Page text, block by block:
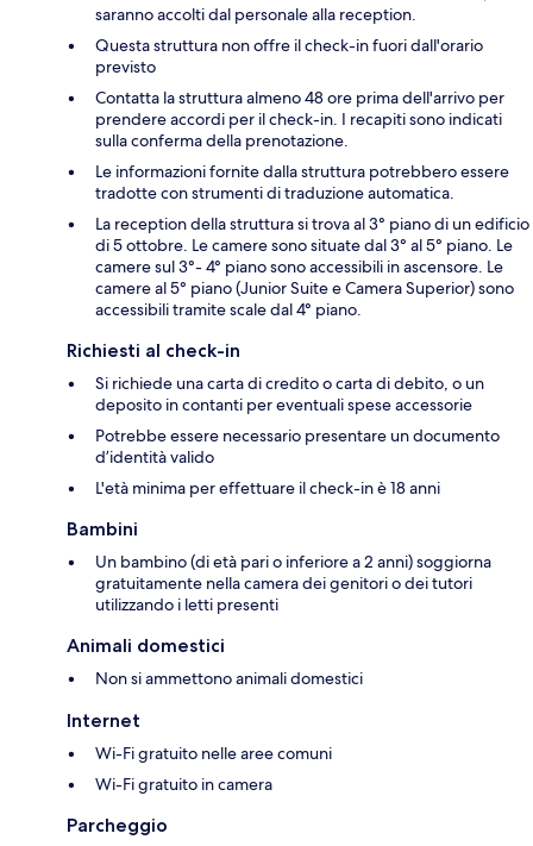
saranno accolti dal personale alla reception.
Questa struttura non offre il check-in fuori dall'orario
previsto
Contatta la struttura almeno 48 ore prima dell'arrivo per
prendere accordi per il check-in. I recapiti sono indicati
sulla conferma della prenotazione.
Le informazioni fornite dalla struttura potrebbero essere
tradotte con strumenti di traduzione automatica.
La reception della struttura si trova al 3° piano di un edificio
di 5 ottobre. Le camere sono situate dal 3° al 5° piano. Le
camere sul 3°- 4° piano sono accessibili in ascensore. Le
camere al 5° piano (Junior Suite e Camera Superior) sono
accessibili tramite scale dal 4° piano.
Richiesti al check-in
Si richiede una carta di credito o carta di debito, o un
deposito in contanti per eventuali spese accessorie
Potrebbe essere necessario presentare un documento
d’identità valido
L'età minima per effettuare il check-in è 18 anni
Bambini
Un bambino (di età pari o inferiore a 2 anni) soggiorna
gratuitamente nella camera dei genitori o dei tutori
utilizzando i letti presenti
Animali domestici
Non si ammettono animali domestici
Internet
Wi-Fi gratuito nelle aree comuni
Wi-Fi gratuito in camera
Parcheggio